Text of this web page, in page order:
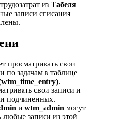
из Табеля
записи списания
просматривать свои
по задачам в таблице
.
свои записи и
подчиненных.
и wtm_admin могут
любые записи из этой